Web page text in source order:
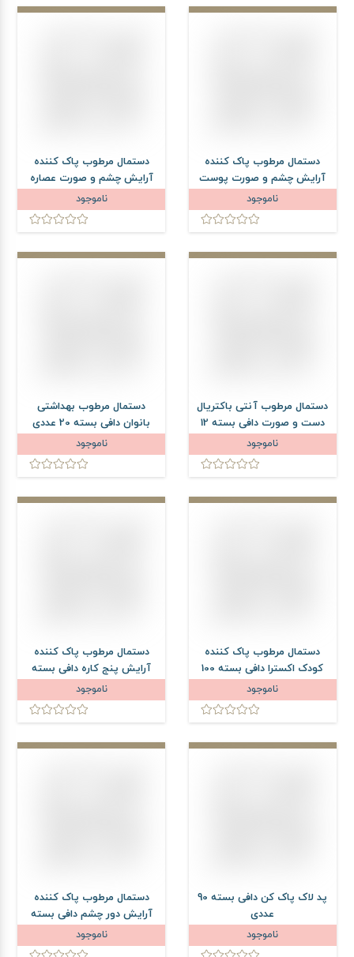
دستمال مرطوب پاک کننده
آرایش چشم و صورت پوست
Acne بسته 50 عددی
ناموجود
دستمال مرطوب پاک کننده
آرایش چشم و صورت عصاره
آووکادو دافی مدل
Moisturizer بسته 50 عددی
ناموجود
دستمال مرطوب آنتی باکتریال
دست و صورت دافی بسته 12
عددی
ناموجود
دستمال مرطوب بهداشتی
بانوان دافی بسته 20 عددی
ناموجود
دستمال مرطوب پاک کننده
کودک اکسترا دافی بسته 100
عددی
ناموجود
دستمال مرطوب پاک کننده
آرایش پنج کاره دافی بسته
70 عددی
ناموجود
پد لاک پاک کن دافی بسته 90
عددی
ناموجود
دستمال مرطوب پاک کننده
آرایش دور چشم دافی بسته
45 عددی
ناموجود